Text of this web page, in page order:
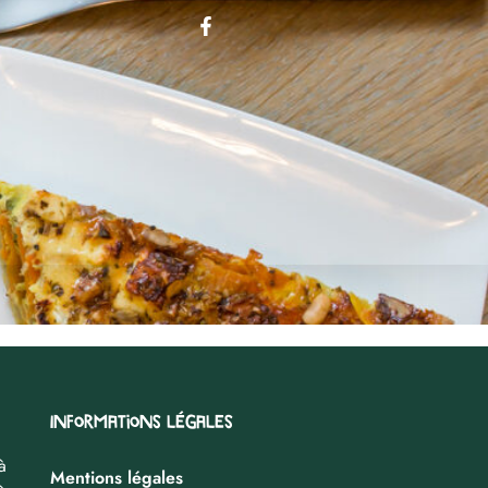
Informations légales
Mentions légales